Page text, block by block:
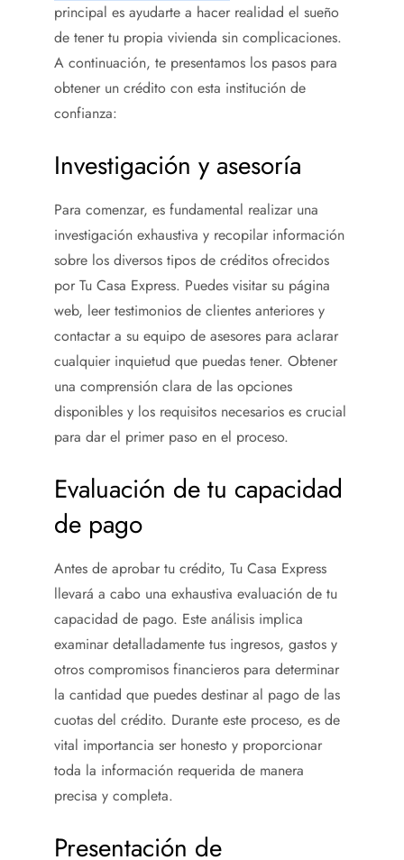
principal es ayudarte a hacer realidad el sueño
de tener tu propia vivienda sin complicaciones.
A continuación, te presentamos los pasos para
obtener un crédito con esta institución de
confianza:
Investigación y asesoría
Para comenzar, es fundamental realizar una
investigación exhaustiva y recopilar información
sobre los diversos tipos de créditos ofrecidos
por Tu Casa Express. Puedes visitar su página
web, leer testimonios de clientes anteriores y
contactar a su equipo de asesores para aclarar
cualquier inquietud que puedas tener. Obtener
una comprensión clara de las opciones
disponibles y los requisitos necesarios es crucial
para dar el primer paso en el proceso.
Evaluación de tu capacidad
de pago
Antes de aprobar tu crédito, Tu Casa Express
llevará a cabo una exhaustiva evaluación de tu
capacidad de pago. Este análisis implica
examinar detalladamente tus ingresos, gastos y
otros compromisos financieros para determinar
la cantidad que puedes destinar al pago de las
cuotas del crédito. Durante este proceso, es de
vital importancia ser honesto y proporcionar
toda la información requerida de manera
precisa y completa.
Presentación de